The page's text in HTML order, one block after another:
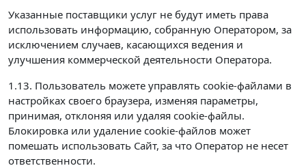
Указанные поставщики услуг не будут иметь права
использовать информацию, собранную Оператором, за
исключением случаев, касающихся ведения и
улучшения коммерческой деятельности Оператора.
1.13. Пользователь можете управлять cookie-файлами в
настройках своего браузера, изменяя параметры,
принимая, отклоняя или удаляя cookie-файлы.
Блокировка или удаление cookie-файлов может
помешать использовать Сайт, за что Оператор не несет
ответственности.